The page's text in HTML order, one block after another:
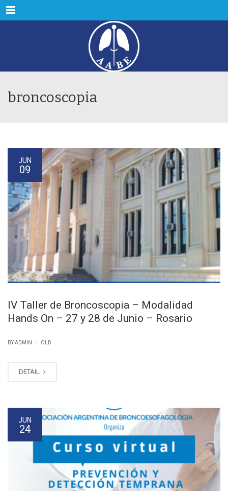
Menu
broncoscopia
JUN
09
IV Taller de Broncoscopia – Modalidad
Hands On – 27 y 28 de Junio – Rosario
BY ADMIN OLD
DETAIL
JUN
24